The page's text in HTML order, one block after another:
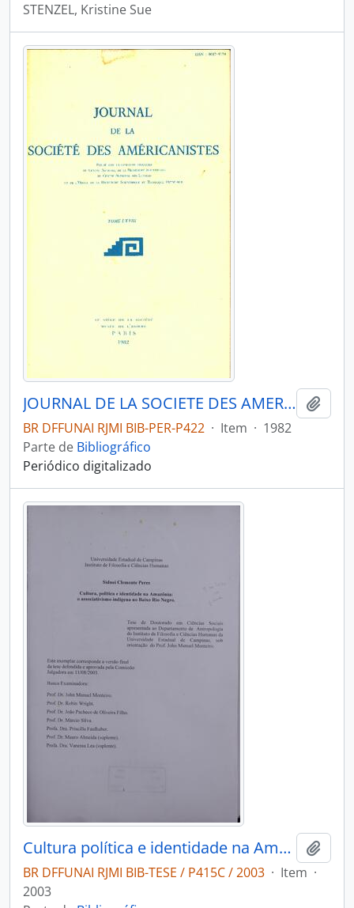
STENZEL, Kristine Sue
JOURNAL DE LA SOCIETE DES AMERICANISTES DE PARIS - PARIS FR MUSEE DE L HOMME - 1982 - Nº68
BR DFFUNAI RJMI BIB-PER-P422 · Item · 1982
Parte de Bibliográfico
Periódico digitalizado
Cultura política e identidade na Amazonia: o associativismo indígena no Baixo Rio Negro
BR DFFUNAI RJMI BIB-TESE / P415C / 2003 · Item ·
2003